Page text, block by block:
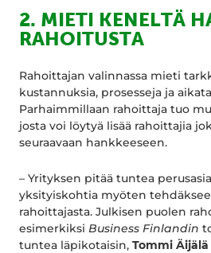
2. MIETI KENELTÄ
RAHOITUSTA
Rahoittajan valinnassa mieti
kustannuksia, prosesseja ja
Parhaimmillaan rahoittaja tuo
josta voi löytyä lisää rahoittajia
seuraavaan hankkeeseen.
– Yrityksen pitää tuntea
yksityiskohtia myöten
rahoittajasta. Julkisen puolen
esimerkiksi Business Finlandin
tuntea läpikotaisin, Tommi Äijälä